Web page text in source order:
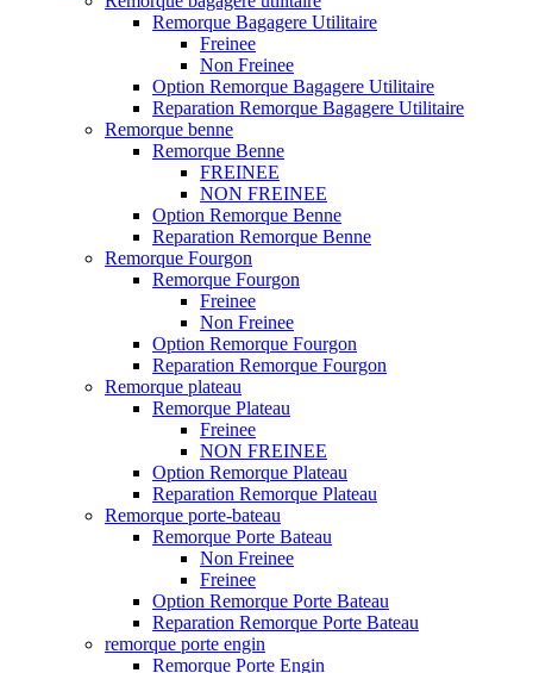
Remorque Bagagere Utilitaire
Freinee
Non Freinee
Option Remorque Bagagere Utilitaire
Reparation Remorque Bagagere Utilitaire
Remorque benne
Remorque Benne
FREINEE
NON FREINEE
Option Remorque Benne
Reparation Remorque Benne
Remorque Fourgon
Remorque Fourgon
Freinee
Non Freinee
Option Remorque Fourgon
Reparation Remorque Fourgon
Remorque plateau
Remorque Plateau
Freinee
NON FREINEE
Option Remorque Plateau
Reparation Remorque Plateau
Remorque porte-bateau
Remorque Porte Bateau
Non Freinee
Freinee
Option Remorque Porte Bateau
Reparation Remorque Porte Bateau
remorque porte engin
Remorque Porte Engin